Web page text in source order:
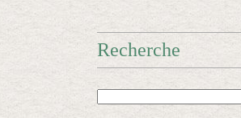
Recherche